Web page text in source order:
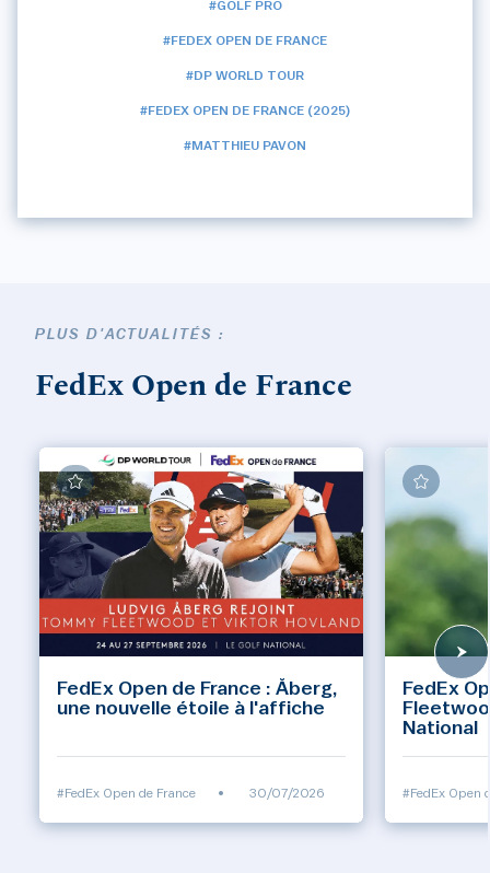
#GOLF PRO
#FEDEX OPEN DE FRANCE
#DP WORLD TOUR
#FEDEX OPEN DE FRANCE (2025)
#MATTHIEU PAVON
PLUS D'ACTUALITÉS :
FedEx Open de France
FedEx Open de France : Åberg,
une nouvelle étoile à l'affiche
#FedEx Open de France • 30/07/2026
FedEx
National
#FedEx Open